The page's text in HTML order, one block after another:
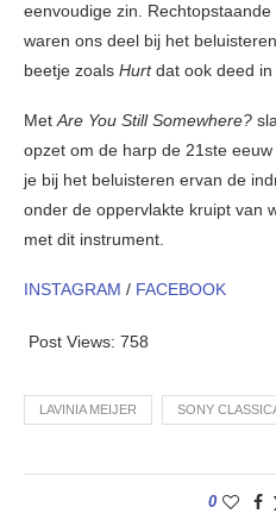
eenvoudige zin.
waren ons deel bij het
beetje zoals Hurtdat ook deed in
MetAre You Still Somewhere?
opzet om de harp de 21ste
je bij het beluisteren ervan de
onder de oppervlakte kruipt van
met dit instrument.
INSTAGRAM / FACEBOOK
Post Views: 758
LAVINIA MEIJER SONY
0